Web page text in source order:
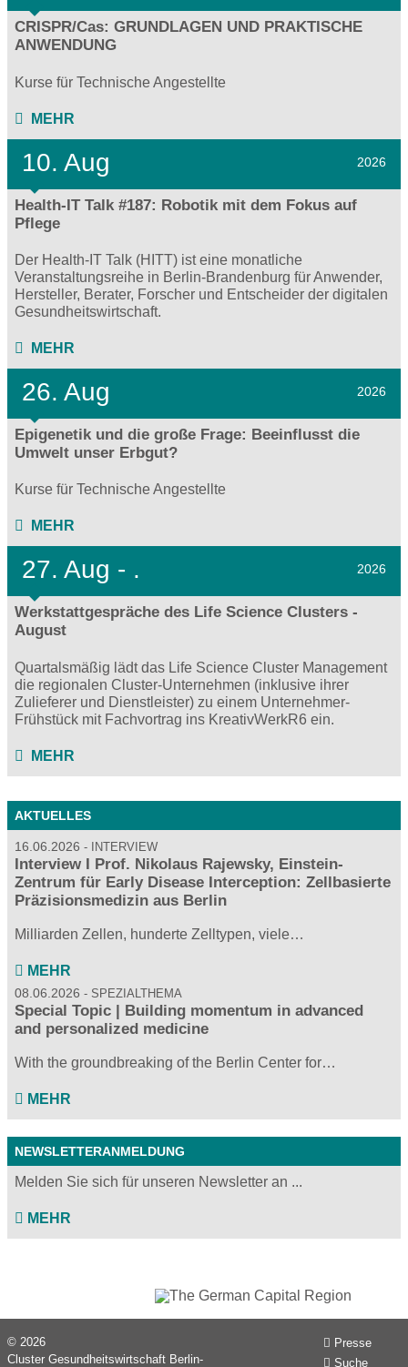
CRISPR/Cas: GRUNDLAGEN UND PRAKTISCHE
ANWENDUNG
Kurse für Technische Angestellte
MEHR
10. Aug 2026
Health-IT Talk #187: Robotik mit dem Fokus auf
Pflege
Der Health-IT Talk (HITT) ist eine monatliche
Veranstaltungsreihe in Berlin-Brandenburg für Anwender,
Hersteller, Berater, Forscher und Entscheider der digitalen
Gesundheitswirtschaft.
MEHR
26. Aug 2026
Epigenetik und die große Frage: Beeinflusst die
Umwelt unser Erbgut?
Kurse für Technische Angestellte
MEHR
27. Aug - . 2026
Werkstattgespräche des Life Science Clusters -
August
Quartalsmäßig lädt das Life Science Cluster Management
die regionalen Cluster-Unternehmen (inklusive ihrer
Zulieferer und Dienstleister) zu einem Unternehmer-
Frühstück mit Fachvortrag ins KreativWerkR6 ein.
MEHR
AKTUELLES
16.06.2026 INTERVIEW
Interview I Prof. Nikolaus Rajewsky, Einstein-
Zentrum für Early Disease Interception: Zellbasierte
Präzisionsmedizin aus Berlin
Milliarden Zellen, hunderte Zelltypen, viele…
MEHR
08.06.2026 SPEZIALTHEMA
Special Topic | Building momentum in advanced
and personalized medicine
With the groundbreaking of the Berlin Center for…
MEHR
NEWSLETTERANMELDUNG
Melden Sie sich für unseren Newsletter an ...
MEHR
Presse
Suche
© 2026
Cluster Gesundheitswirtschaft Berlin-